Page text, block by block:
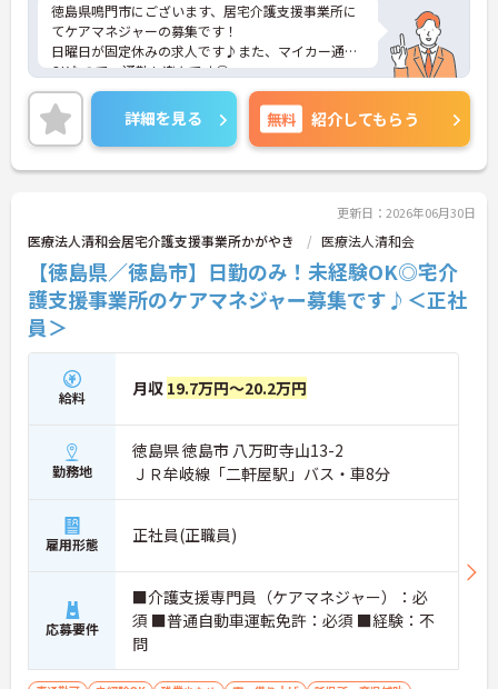
徳島県鳴門市にございます、居宅介護支援事業所に
てケアマネジャーの募集です！
日曜日が固定休みの求人です♪また、マイカー通勤
OKなので、通勤も楽々です◎
ご興味のある方は、マイナビ介護職までお問い合わ
せください。詳細を見る 無料 紹介してもらう
更新日：2026年06月30日
医療法人清和会居宅介護支援事業所かがやき 医療法人清和会
【徳島県／徳島市】日勤のみ！未経験OK◎宅介
護支援事業所のケアマネジャー募集です♪＜正社
員＞
給料 月収 19.7万円～20.2万円
勤務地
徳島県 徳島市 八万町寺山13-2
ＪＲ牟岐線「二軒屋駅」バス・車8分
雇用形態 正社員(正職員)
応募要件
■介護支援専門員（ケアマネジャー）：必
須 ■普通自動車運転免許：必須 ■経験：不
問